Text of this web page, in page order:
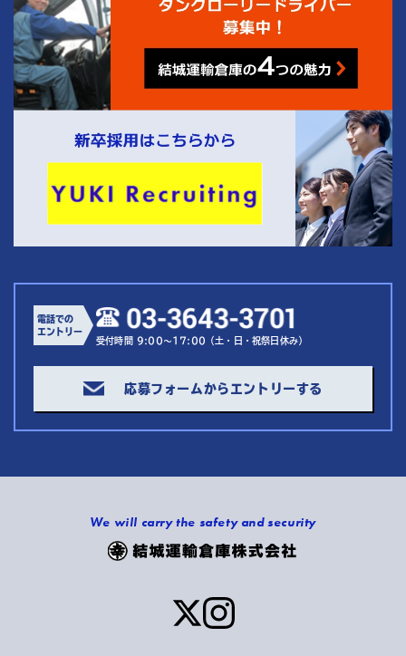
電話での
エントリー
受付時間 9:00～17:00（土・日・祝祭日休み）
応募フォームからエントリーする
We will carry the safety and security